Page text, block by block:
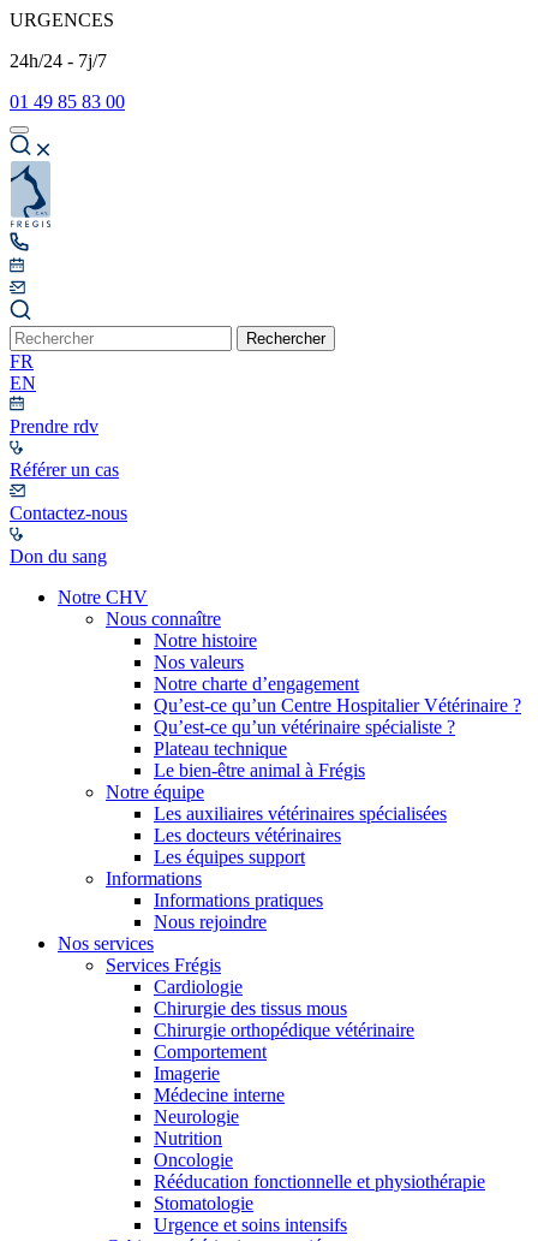
URGENCES
24h/24 - 7j/7
01 49 85 83 00
Rechercher
FR
EN
Prendre rdv
Référer un cas
Contactez-nous
Don du sang
Notre CHV
Nous connaître
Notre histoire
Nos valeurs
Notre charte d’engagement
Qu’est-ce qu’un Centre Hospitalier Vétérinaire ?
Qu’est-ce qu’un vétérinaire spécialiste ?
Plateau technique
Le bien-être animal à Frégis
Notre équipe
Les auxiliaires vétérinaires spécialisées
Les docteurs vétérinaires
Les équipes support
Informations
Informations pratiques
Nous rejoindre
Nos services
Services Frégis
Cardiologie
Chirurgie des tissus mous
Chirurgie orthopédique vétérinaire
Comportement
Imagerie
Médecine interne
Neurologie
Nutrition
Oncologie
Rééducation fonctionnelle et physiothérapie
Stomatologie
Urgence et soins intensifs